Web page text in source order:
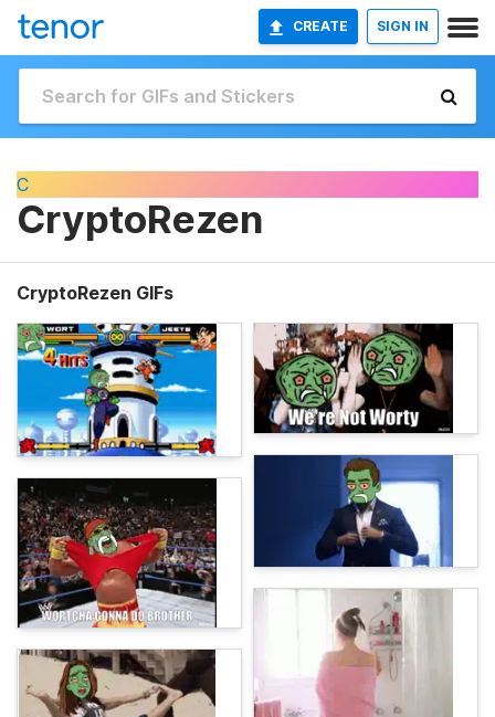
CREATE SIGN IN
C
CryptoRezen
CryptoRezen GIFs